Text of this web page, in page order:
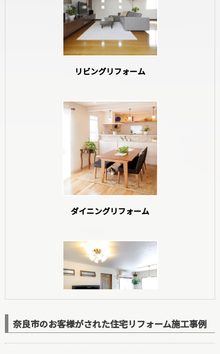
和室リフォーム
寝室リフォーム
リビングリフォーム
ダイニングリフォーム
奈良市のお客様がされた住宅リフォーム施工事例